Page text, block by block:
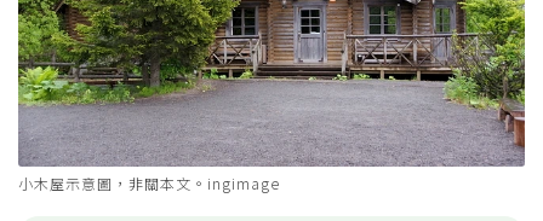
小木屋示意圖，非關本文。ingimage